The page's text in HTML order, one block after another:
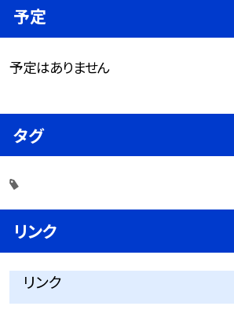
予定
予定はありません
タグ
リンク
リンク